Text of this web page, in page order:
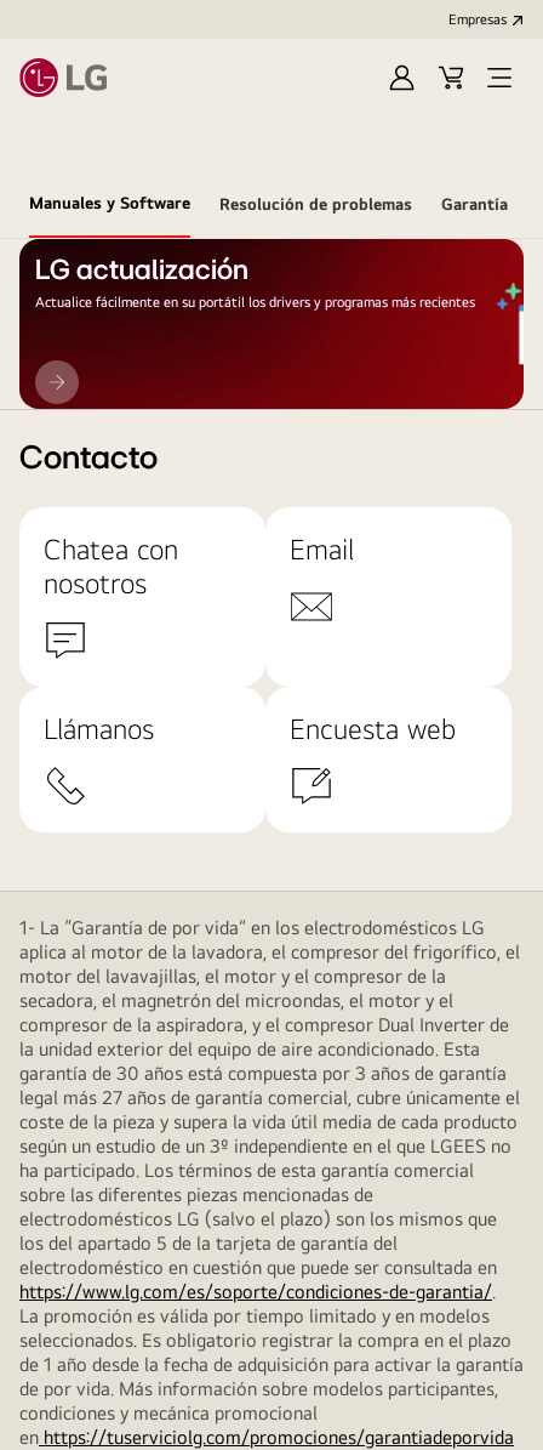
Empresas
IniciarCarritoOpen
Manuales y Software Resolución de problemas Garantía
LG actualización
Actualice fácilmente en su portátil los drivers y programas más recientes
LG
actualización
Contacto
Chatea con
nosotros
Email
Llámanos Encuesta web
1- La “Garantía de por vida” en los electrodomésticos LG
aplica al motor de la lavadora, el compresor del frigorífico, el
motor del lavavajillas, el motor y el compresor de la
secadora, el magnetrón del microondas, el motor y el
compresor de la aspiradora, y el compresor Dual Inverter de
la unidad exterior del equipo de aire acondicionado. Esta
garantía de 30 años está compuesta por 3 años de garantía
legal más 27 años de garantía comercial, cubre únicamente el
coste de la pieza y supera la vida útil media de cada producto
según un estudio de un 3º independiente en el que LGEES no
ha participado. Los términos de esta garantía comercial
sobre las diferentes piezas mencionadas de
electrodomésticos LG (salvo el plazo) son los mismos que
los del apartado 5 de la tarjeta de garantía del
electrodoméstico en cuestión que puede ser consultada en
https://www.lg.com/es/soporte/condiciones-de-garantia/.
La promoción es válida por tiempo limitado y en modelos
seleccionados. Es obligatorio registrar la compra en el plazo
de 1 año desde la fecha de adquisición para activar la garantía
de por vida. Más información sobre modelos participantes,
condiciones y mecánica promocional
en https://tuserviciolg.com/promociones/garantiadeporvida